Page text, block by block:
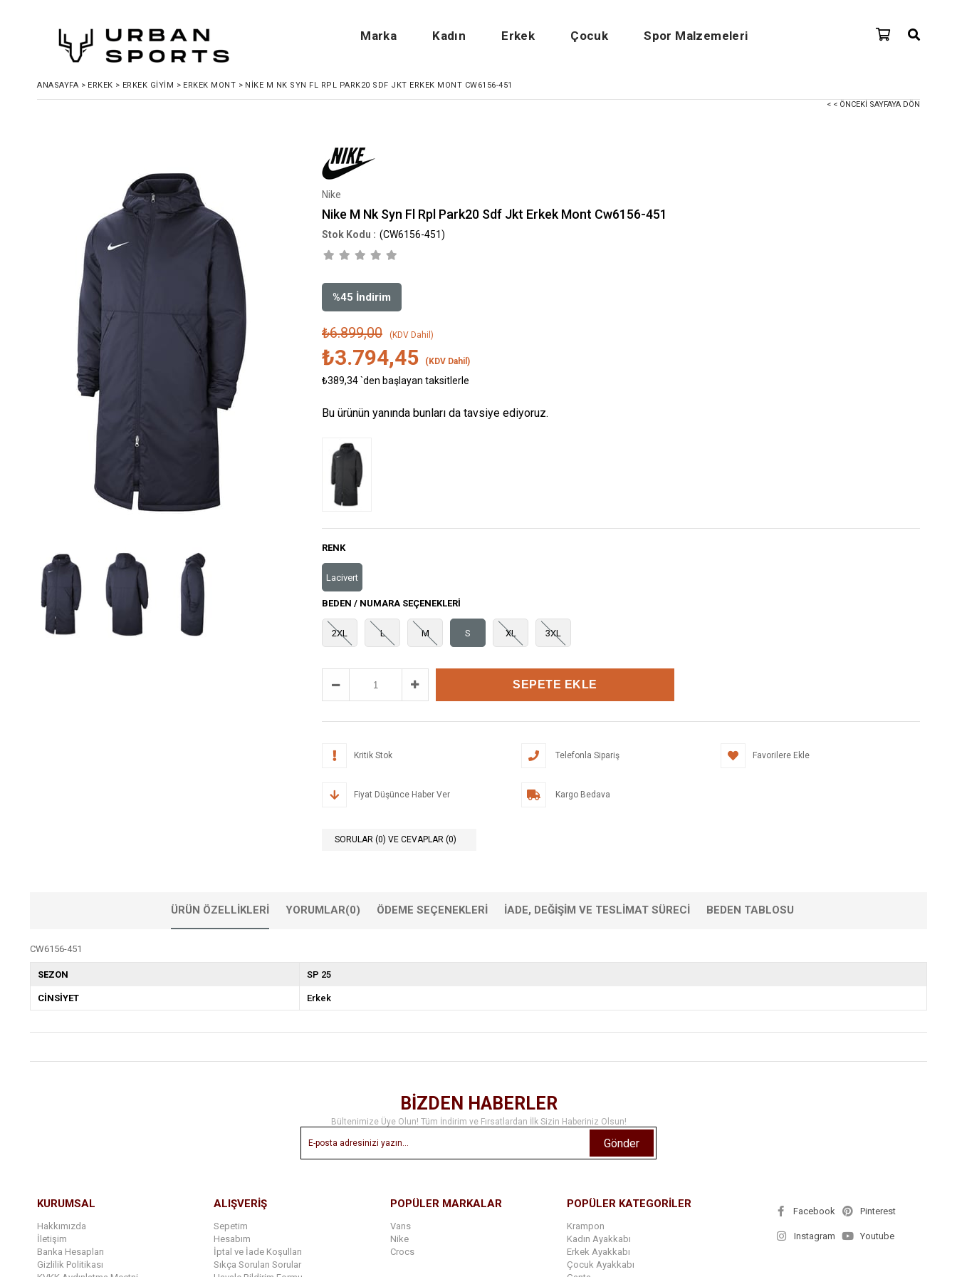
Marka Kadın Erkek Çocuk Spor Malzemeleri
ANASAYFA > ERKEK > ERKEK GIYIM > ERKEK MONT > NIKE M NK SYN FL RPL PARK20 SDF JKT ERKEK MONT CW6156-451
< < ÖNCEKI SAYFAYA DÖN
Nike
Nike M Nk Syn Fl Rpl Park20 Sdf Jkt Erkek Mont Cw6156-451
(CW6156-451)
%45 İndirim
₺6.899,00 (KDV Dahil)
₺3.794,45 (KDV Dahil)
₺389,34`den başlayan taksitlerle
Bu ürünün yanında bunları da tavsiye ediyoruz.
RENK
Lacivert
BEDEN / NUMARA SEÇENEKLERI
2XL L M S XL 3XL
Kritik Stok Telefonla Sipariş Favorilere Ekle
Fiyat Düşünce Haber Ver Kargo Bedava
SORULAR (0) VE CEVAPLAR (0)
ÜRÜN ÖZELLIKLERI YORUMLAR(0) ÖDEME SEÇENEKLERI İADE, DEĞIŞIM VE TESLIMAT SÜRECI BEDEN TABLOSU
CW6156-451
SEZON SP 25
CİNSİYET Erkek
BİZDEN HABERLER
Bültenimize Üye Olun! Tüm İndirim ve Fırsatlardan İlk Sizin Haberiniz Olsun!
Gönder
KURUMSAL
Hakkımızda
İletişim
Banka Hesapları
Gizlilik Politikası
ALIŞVERİŞ
Sepetim
Hesabım
İptal ve İade Koşulları
Sıkça Sorulan Sorular
POPÜLER MARKALAR
Vans
Nike
Crocs
POPÜLER KATEGORİLER
Krampon
Kadın Ayakkabı
Erkek Ayakkabı
Çocuk Ayakkabı
Facebook Pinterest
Instagram Youtube